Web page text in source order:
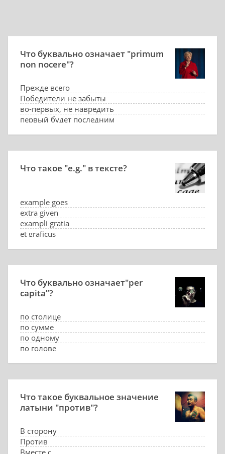
Что буквально означает "primum
non nocere"?
Прежде всего
Победители не забыты
во-первых, не навредить
первый будет последним
Что такое "e.g." в тексте?
example goes
extra given
exampli gratia
et graficus
Что буквально означает"per
capita”?
по столице
по сумме
по одному
по голове
Что такое буквальное значение
латыни "против"?
В сторону
Против
Вместе с